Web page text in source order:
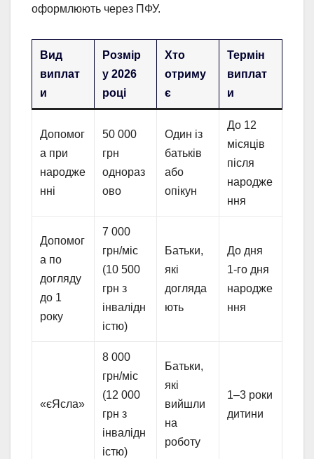
оформлюють через ПФУ.
Вид
виплат
и
Розмір
у 2026
році
Хто
отриму
є
Термін
виплат
и
Допомог
а при
народже
нні
50 000
грн
однораз
ово
Один із
батьків
або
опікун
До 12
місяців
після
народже
ння
Допомог
а по
догляду
до 1
року
7 000
грн/міс
(10 500
грн з
інвалідн
істю)
Батьки,
які
догляда
ють
До дня
1-го дня
народже
ння
«єЯсла»
8 000
грн/міс
(12 000
грн з
інвалідн
істю)
Батьки,
які
вийшли
на
роботу
1–3 роки
дитини